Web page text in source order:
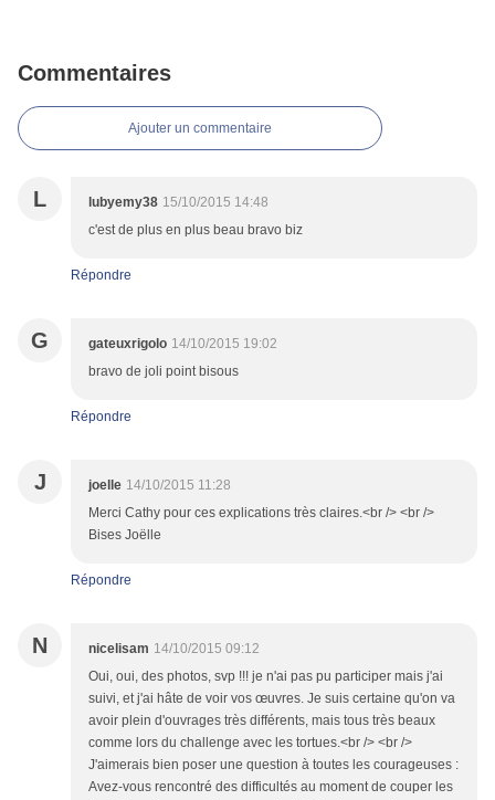
Commentaires
Ajouter un commentaire
L lubyemy38 15/10/2015 14:48
c'est de plus en plus beau bravo biz
Répondre
G gateuxrigolo 14/10/2015 19:02
bravo de joli point bisous
Répondre
J joelle 14/10/2015 11:28
Merci Cathy pour ces explications très claires.<br /> <br />
Bises Joëlle
Répondre
N nicelisam 14/10/2015 09:12
Oui, oui, des photos, svp !!! je n'ai pas pu participer mais j'ai
suivi, et j'ai hâte de voir vos œuvres. Je suis certaine qu'on va
avoir plein d'ouvrages très différents, mais tous très beaux
comme lors du challenge avec les tortues.<br /> <br />
J'aimerais bien poser une question à toutes les courageuses :
Avez-vous rencontré des difficultés au moment de couper les